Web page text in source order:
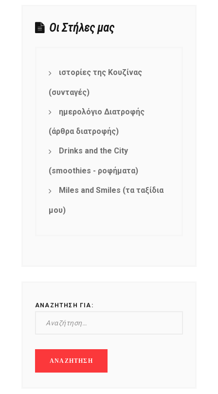
Οι Στήλες μας
ιστορίες της Κουζίνας
(συνταγές)
ημερολόγιο Διατροφής
(άρθρα διατροφής)
Drinks and the City
(smoothies - ροφήματα)
Miles and Smiles (τα ταξίδια
μου)
ΑΝΑΖΉΤΗΣΗ ΓΙΑ:
NEWSLETTER
Get ti
mel
y updates
fro
m
your favorite